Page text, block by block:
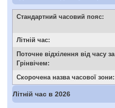
Стандартний часовий пояс:
Літній час:
Поточне відхілення від часу за
Грінвічем:
Скорочена назва часової зони:
Літній час в 2026